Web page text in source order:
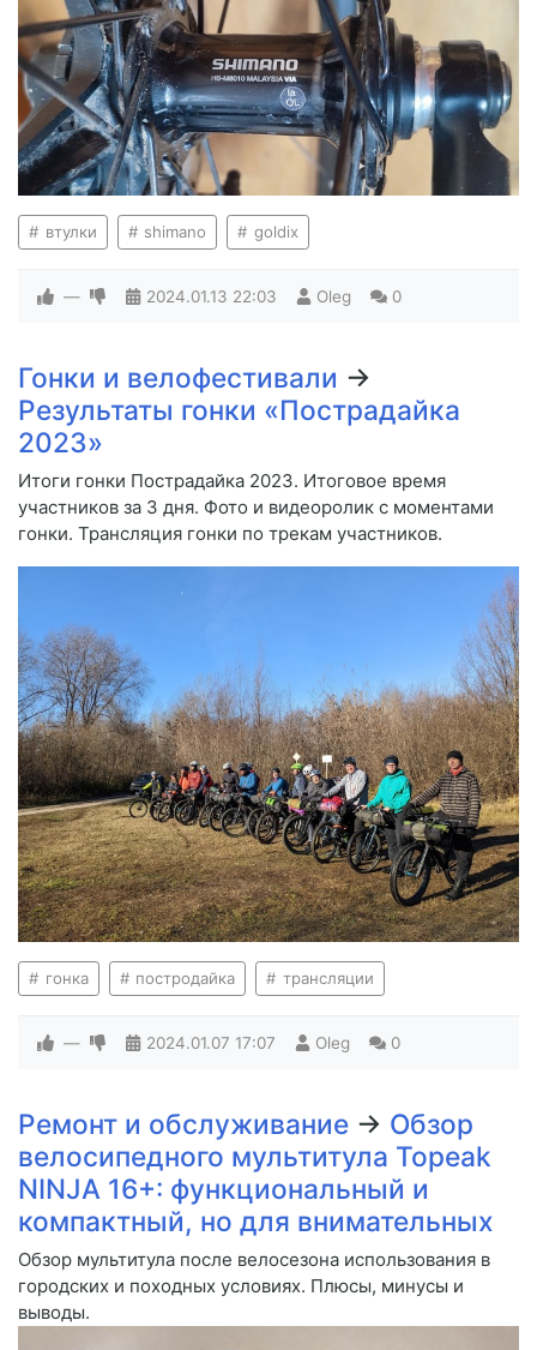
втулки shimano goldix
— 2024.01.13 22:03 Oleg 0
Гонки и велофестивали →
Результаты гонки «Пострадайка
2023»
Итоги гонки Пострадайка 2023. Итоговое время
участников за 3 дня. Фото и видеоролик с моментами
гонки. Трансляция гонки по трекам участников.
гонка постродайка трансляции
— 2024.01.07 17:07 Oleg 0
Ремонт и обслуживание → Обзор
велосипедного мультитула Topeak
NINJA 16+: функциональный и
компактный, но для внимательных
Обзор мультитула после велосезона использования в
городских и походных условиях. Плюсы, минусы и
выводы.